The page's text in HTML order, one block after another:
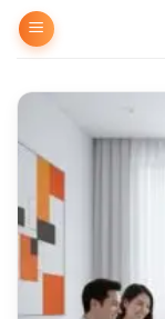
qua
dung